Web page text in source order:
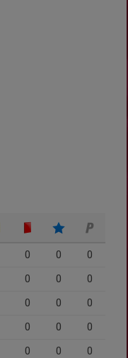
0 0
0
0 0
0
0 0
0
0 0
0
0 0
0